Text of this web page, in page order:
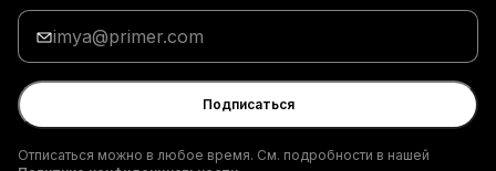
Введи
адрес
электронной
почты
Подписаться
Отписаться можно в любое время. См. подробности в нашей